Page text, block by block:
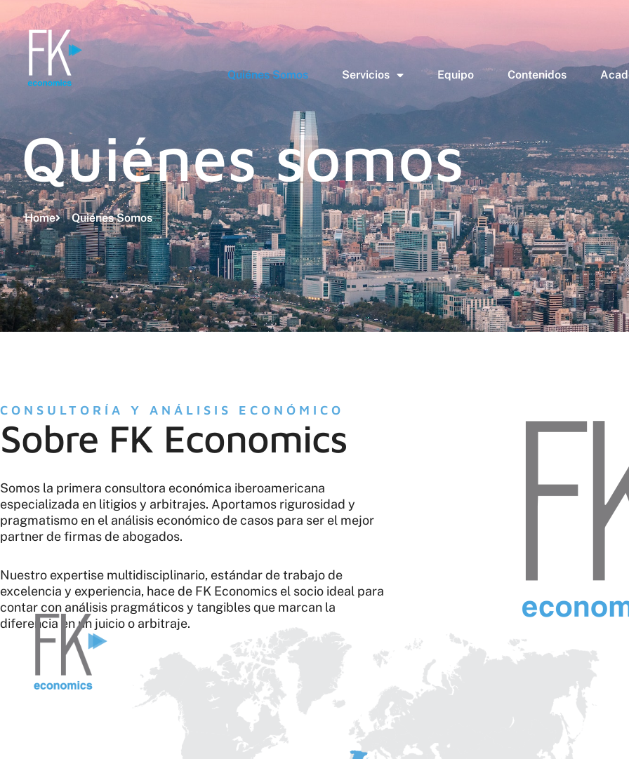
Quiénes Somos Servicios Equipo Contenidos
Quiénes somos
Home Quiénes Somos
CONSULTORÍA Y ANÁLISIS ECONÓMICO
Sobre FK Economics
Somos la primera consultora económica iberoamericana
especializada en litigios y arbitrajes. Aportamos rigurosidad y
pragmatismo en el análisis económico de casos para ser el mejor
partner de firmas de abogados.
Nuestro expertise multidisciplinario, estándar de trabajo de
excelencia y experiencia, hace de FK Economics el socio ideal para
contar con análisis pragmáticos y tangibles que marcan la
diferencia en un juicio o arbitraje.